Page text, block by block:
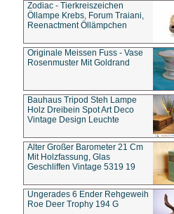
Zodiac - Tierkreiszeichen
Öllampe Krebs, Forum Traiani,
Reenactment Öllämpchen
Originale Meissen Fuss - Vase
Rosenmuster Mit Goldrand
Bauhaus Tripod Steh Lampe
Holz Dreibein Spot Art Deco
Vintage Design Leuchte
Alter Großer Barometer 21 Cm
Mit Holzfassung, Glas
Geschliffen Vintage 5319 19
Ungerades 6 Ender Rehgeweih
Roe Deer Trophy 194 G